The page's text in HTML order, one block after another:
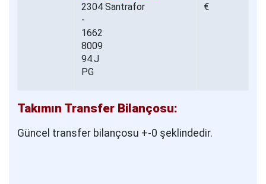
Santrafor
€
Takımın Transfer Bilançosu:
Güncel transfer bilançosu +-0 şeklindedir.